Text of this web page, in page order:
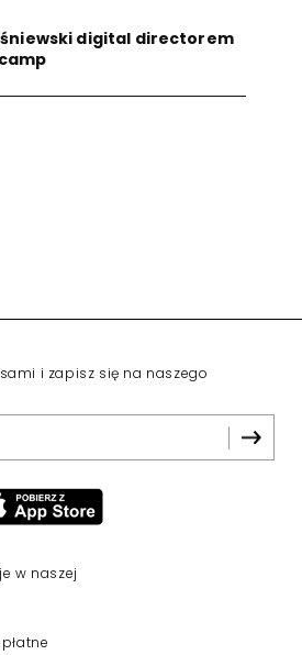
digital directorem
i zapisz się na naszego
w naszej